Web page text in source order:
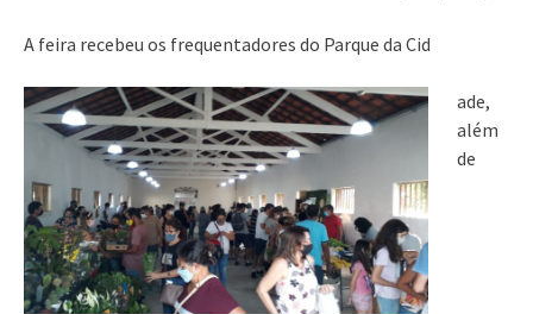
A feira recebeu os frequentadores do Parque da Cid
ade,
além
de